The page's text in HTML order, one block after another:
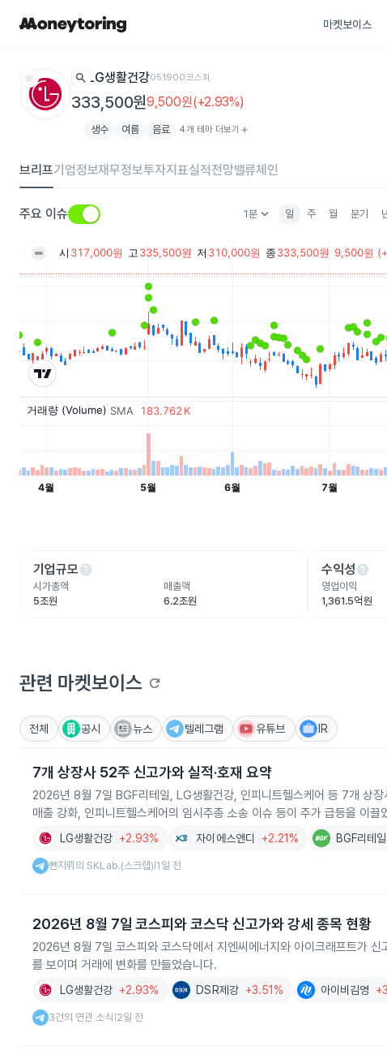
마켓보이스
star search LG생활건강051900코스피
333,500원9,500원(+2.93%)
생수 여름 음료 4개 테마 더보기 add
브리프기업정보재무정보투자지표실적전망밸류체인
주요 이슈 1분keyboard_arrow_down 일 주 월 분기
기업규모help
시가총액
5조원
매출액
6.2조원
수익성help
영업이익
1,361.5억원
관련 마켓보이스 refresh
전체 공시 뉴스 텔레그램 유튜브 IR
7개 상장사 52주 신고가와 실적·호재 요약
2026년 8월 7일 BGF리테일, LG생활건강, 인피니트헬스케어 등 7개 상
매출 강화, 인피니트헬스케어의 임시주총 소송 이슈 등이 주가 급등을 이끌
LG생활건강 +2.93% 자이에스앤디 +2.21% BGF리테일
뺀지뤼의 SKLab.(스크랩) |1일 전
2026년 8월 7일 코스피와 코스닥 신고가와 강세 종목 현황
2026년 8월 7일 코스피와 코스닥에서 지엔씨에너지와 아이크래프트가
를 보이며 거래에 변화를 만들었습니다.
LG생활건강 +2.93% DSR제강 +3.51% 아이비김영
3건의 연관 소식 2일 전